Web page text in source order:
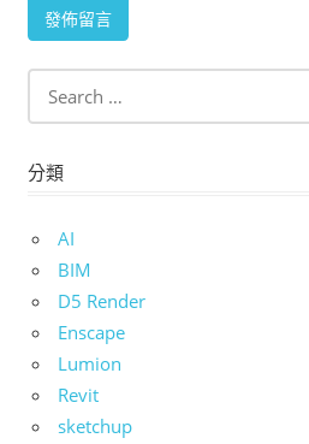
分類
AI
BIM
D5 Render
Enscape
Lumion
Revit
sketchup